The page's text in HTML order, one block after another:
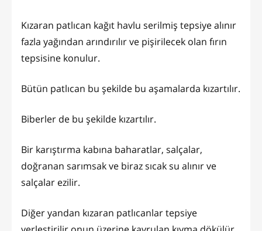
Kızaran patlıcan kağıt havlu serilmiş tepsiye alınır
fazla yağından arındırılır ve pişirilecek olan fırın
tepsisine konulur.
Bütün patlıcan bu şekilde bu aşamalarda kızartılır.
Biberler de bu şekilde kızartılır.
Bir karıştırma kabına baharatlar, salçalar,
doğranan sarımsak ve biraz sıcak su alınır ve
salçalar ezilir.
Diğer yandan kızaran patlıcanlar tepsiye